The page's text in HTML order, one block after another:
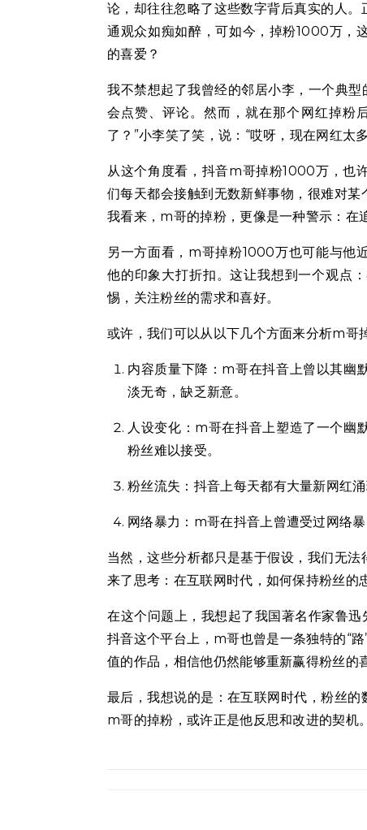
论，却往往忽略了这些数字背后真实的人
通观众如痴如醉，可如今，掉粉1000万，
的喜爱？
我不禁想起了我曾经的邻居小李，一个典
会点赞、评论。然而，就在那个网红掉粉
了？”小李笑了笑，说：“哎呀，现在网红太
从这个角度看，抖音m哥掉粉1000万，也
们每天都会接触到无数新鲜事物，很难对
我看来，m哥的掉粉，更像是一种警示：在
另一方面看，m哥掉粉1000万也可能与他
他的印象大打折扣。这让我想到一个观点
惕，关注粉丝的需求和喜好。
或许，我们可以从以下几个方面来分析m哥
内容质量下降：m哥在抖音上曾以其幽
淡无奇，缺乏新意。
人设变化：m哥在抖音上塑造了一个幽
粉丝难以接受。
粉丝流失：抖音上每天都有大量新网红
网络暴力：m哥在抖音上曾遭受过网络
当然，这些分析都只是基于假设，我们无
来了思考：在互联网时代，如何保持粉丝的
在这个问题上，我想起了我国著名作家鲁
抖音这个平台上，m哥也曾是一条独特的“
值的作品，相信他仍然能够重新赢得粉丝的
最后，我想说的是：在互联网时代，粉丝
m哥的掉粉，或许正是他反思和改进的契机